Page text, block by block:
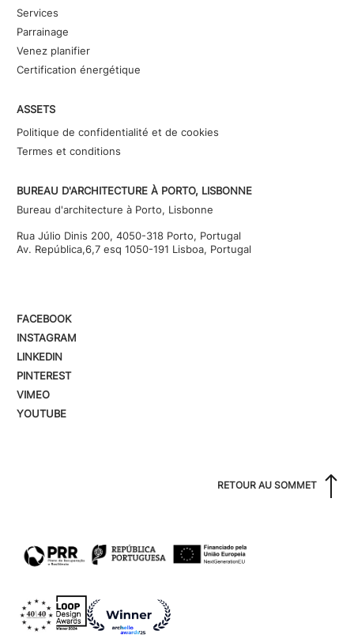
Services
Parrainage
Venez planifier
Certification énergétique
ASSETS
Politique de confidentialité et de cookies
Termes et conditions
BUREAU D'ARCHITECTURE À PORTO, LISBONNE
Bureau d'architecture à Porto, Lisbonne
Rua Júlio Dinis 200, 4050-318 Porto, Portugal
Av. República,6,7 esq 1050-191 Lisboa, Portugal
FACEBOOK
INSTAGRAM
LINKEDIN
PINTEREST
VIMEO
YOUTUBE
RETOUR AU SOMMET